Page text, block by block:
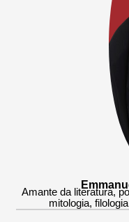
Amante da literatura,
mitologia,